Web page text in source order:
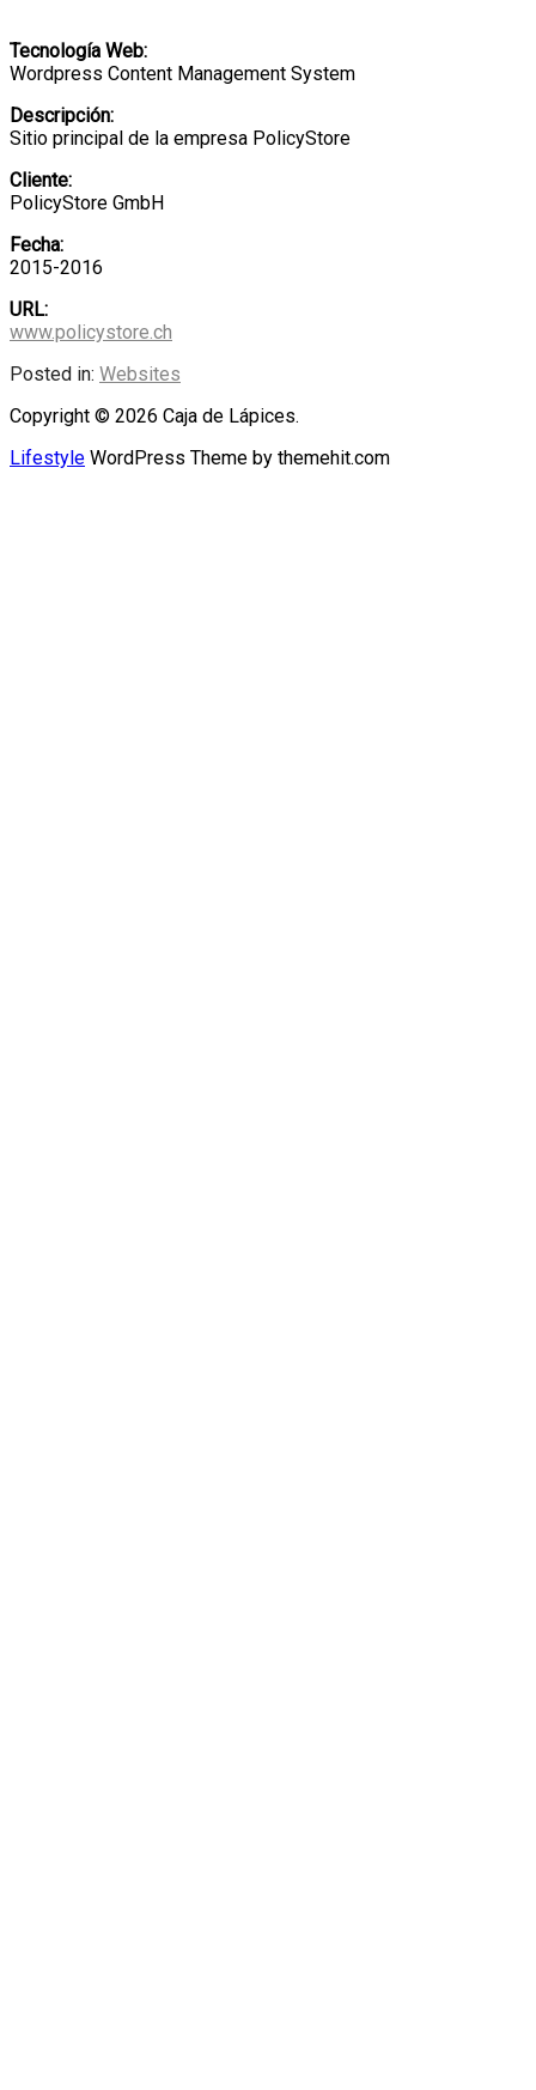
Tecnología Web:
Wordpress Content Management System
Descripción:
Sitio principal de la empresa PolicyStore
Cliente:
PolicyStore GmbH
Fecha:
2015-2016
URL:
www.policystore.ch
Posted in: Websites
Copyright © 2026 Caja de Lápices.
Lifestyle WordPress Theme by themehit.com